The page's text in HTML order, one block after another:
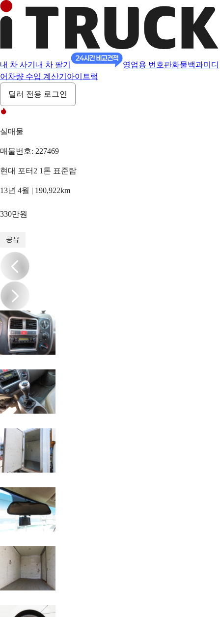
내 차 사기 내 차 팔기 영업용 번호판화물백과미디
어 차량 수입 계산기 아이트럭
딜러 전용 로그인
실매물
매물번호: 227469
현대 포터2 1톤 표준탑
13년 4월 | 190,922km
330만원
공유
/14